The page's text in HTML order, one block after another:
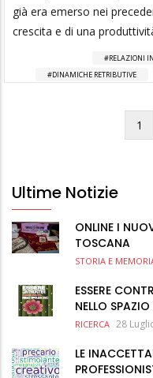
già era emerso nei
crescita e di una
RELAZIONI
DINAMICHE RETRIBUTIVE
1
Ultime Notizie
ONLINE I
TOSCANA
STORIA E
ESSERE
NELLO
RICERCA 28
LE